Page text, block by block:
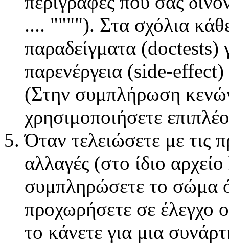
.... """"). Στα σχόλια
παραδείγματα (doctests)
παρενέργεια (side-effect)
(Στην συμπλήρωση
χρησιμοποιήσετε
Όταν τελειώσετε με τις
αλλαγές (στο ίδιο
συμπληρώσετε το σώμα
προχωρήσετε σε έλεγχο
το κάνετε για μια